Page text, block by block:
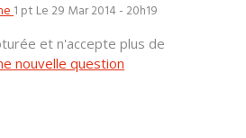
1 pt Le 29 Mar 2014 - 20h19
et n'accepte plus de
nouvelle question